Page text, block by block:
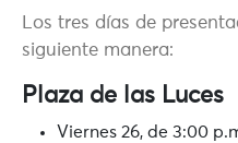
Los tres días de
siguiente manera:
Plaza de las Luces
Viernes 26, de 3:00